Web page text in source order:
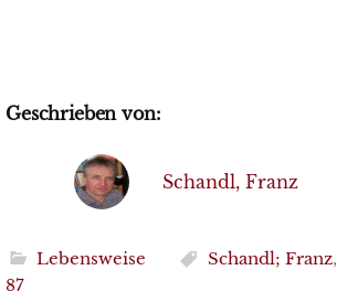
Geschrieben von:
Schandl, Franz
Lebensweise Schandl; Franz,
87